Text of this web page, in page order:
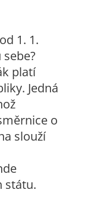
1. 1.
platí
Jedná
o
slouží
státu.